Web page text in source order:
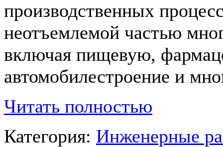
производственных
неотъемлемой частью
включая пищевую,
автомобилестроение и
Читать полностью
Категория: Инженерные